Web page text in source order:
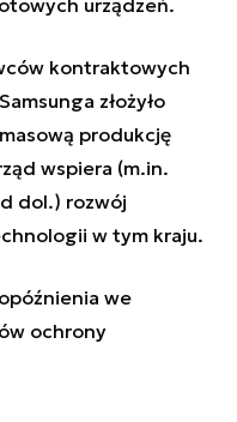
kontraktowych
złożyło
produkcję
wspiera (m.in.
dol.) rozwój
w tym kraju.
we
ochrony